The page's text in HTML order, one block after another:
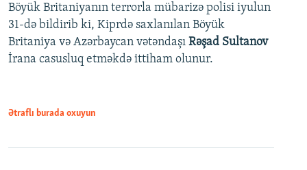
Böyük Britaniyanın terrorla mübarizə polisi iyulun
31-də bildirib ki, Kiprdə saxlanılan Böyük
Britaniya və Azərbaycan vətəndaşı Rəşad Sultanov
İrana casusluq etməkdə ittiham olunur.
Ətraflı burada oxuyun